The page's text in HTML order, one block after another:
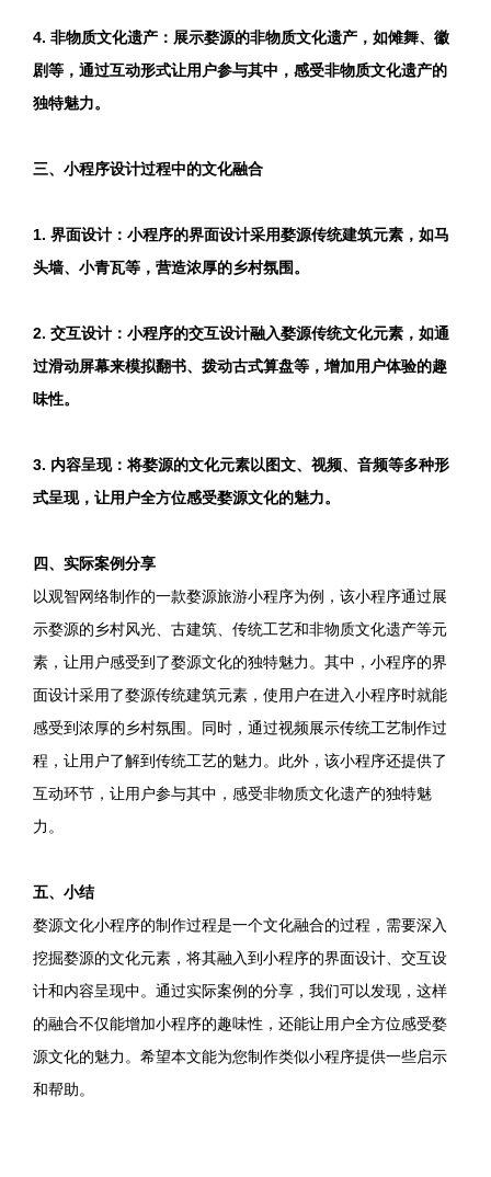
4. 非物质文化遗产：展示婺源的非物质文化遗产，如傩舞、徽
剧等，通过互动形式让用户参与其中，感受非物质文化遗产的
独特魅力。
三、小程序设计过程中的文化融合
1. 界面设计：小程序的界面设计采用婺源传统建筑元素，如马
头墙、小青瓦等，营造浓厚的乡村氛围。
2. 交互设计：小程序的交互设计融入婺源传统文化元素，如通
过滑动屏幕来模拟翻书、拨动古式算盘等，增加用户体验的趣
味性。
3. 内容呈现：将婺源的文化元素以图文、视频、音频等多种形
式呈现，让用户全方位感受婺源文化的魅力。
四、实际案例分享
以观智网络制作的一款婺源旅游小程序为例，该小程序通过展
示婺源的乡村风光、古建筑、传统工艺和非物质文化遗产等元
素，让用户感受到了婺源文化的独特魅力。其中，小程序的界
面设计采用了婺源传统建筑元素，使用户在进入小程序时就能
感受到浓厚的乡村氛围。同时，通过视频展示传统工艺制作过
程，让用户了解到传统工艺的魅力。此外，该小程序还提供了
互动环节，让用户参与其中，感受非物质文化遗产的独特魅
力。
五、小结
婺源文化小程序的制作过程是一个文化融合的过程，需要深入
挖掘婺源的文化元素，将其融入到小程序的界面设计、交互设
计和内容呈现中。通过实际案例的分享，我们可以发现，这样
的融合不仅能增加小程序的趣味性，还能让用户全方位感受婺
源文化的魅力。希望本文能为您制作类似小程序提供一些启示
和帮助。